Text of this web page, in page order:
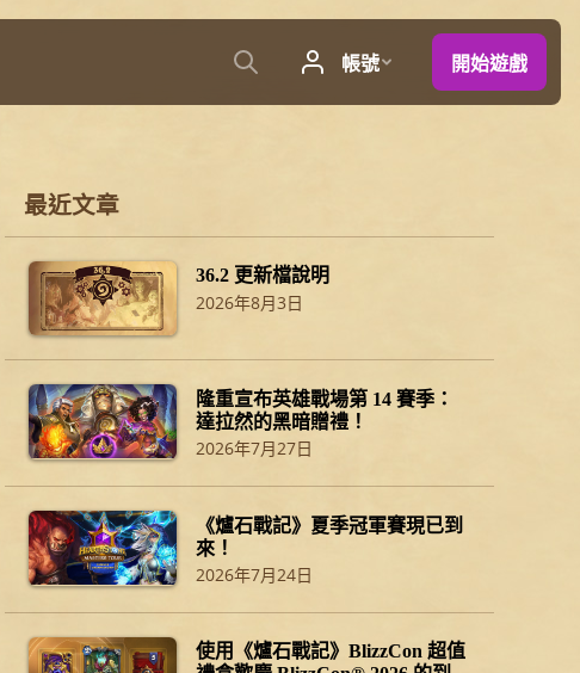
最近文章
36.2 更新檔說明
2026年8月3日
隆重宣布英雄戰場第 14 賽季：
達拉然的黑暗贈禮！
2026年7月27日
《爐石戰記》夏季冠軍賽現已到
來！
2026年7月24日
使用《爐石戰記》BlizzCon 超值